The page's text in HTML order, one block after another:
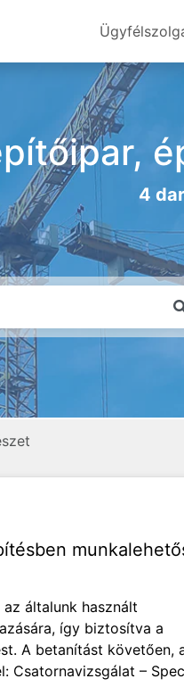
4
általunk használt
így biztosítva a
A betanítást követően,
Csatornavizsgálat –